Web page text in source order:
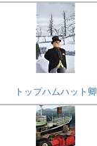
トップハムハット卿